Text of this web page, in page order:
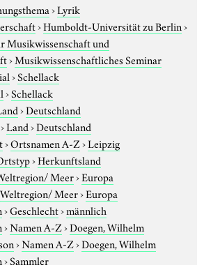
›Lyrik
›Humboldt-Universität zu Berlin›
Musikwissenschaft und
›Musikwissenschaftliches Seminar
›Schellack
›Schellack
›Deutschland
Land›Deutschland
›Ortsnamen A-Z›Leipzig
›Herkunftsland
Meer›Europa
Weltregion/ Meer›Europa
›Geschlecht›männlich
›Namen A-Z›Doegen, Wilhelm
›Namen A-Z›Doegen, Wilhelm
›Sammler